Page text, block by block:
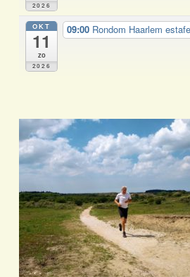
2026
OKT
11
zo
2026
09:00 Rondom Haarlem